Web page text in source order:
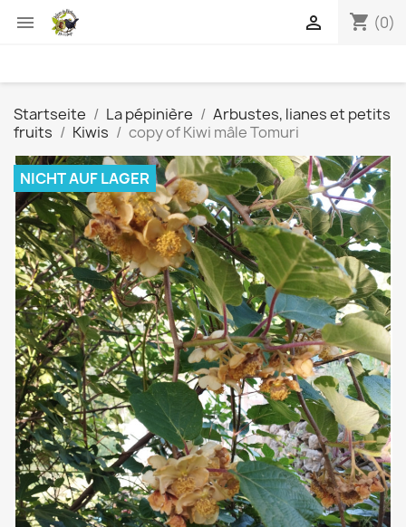
 shopping_cart (0)

Startseite La pépinière
Arbustes, lianes et petits
fruits
Kiwis copy of Kiwi mâle Tomuri
NICHT AUF LAGER